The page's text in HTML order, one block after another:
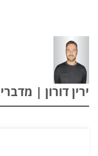
ירין דורון | מדברים